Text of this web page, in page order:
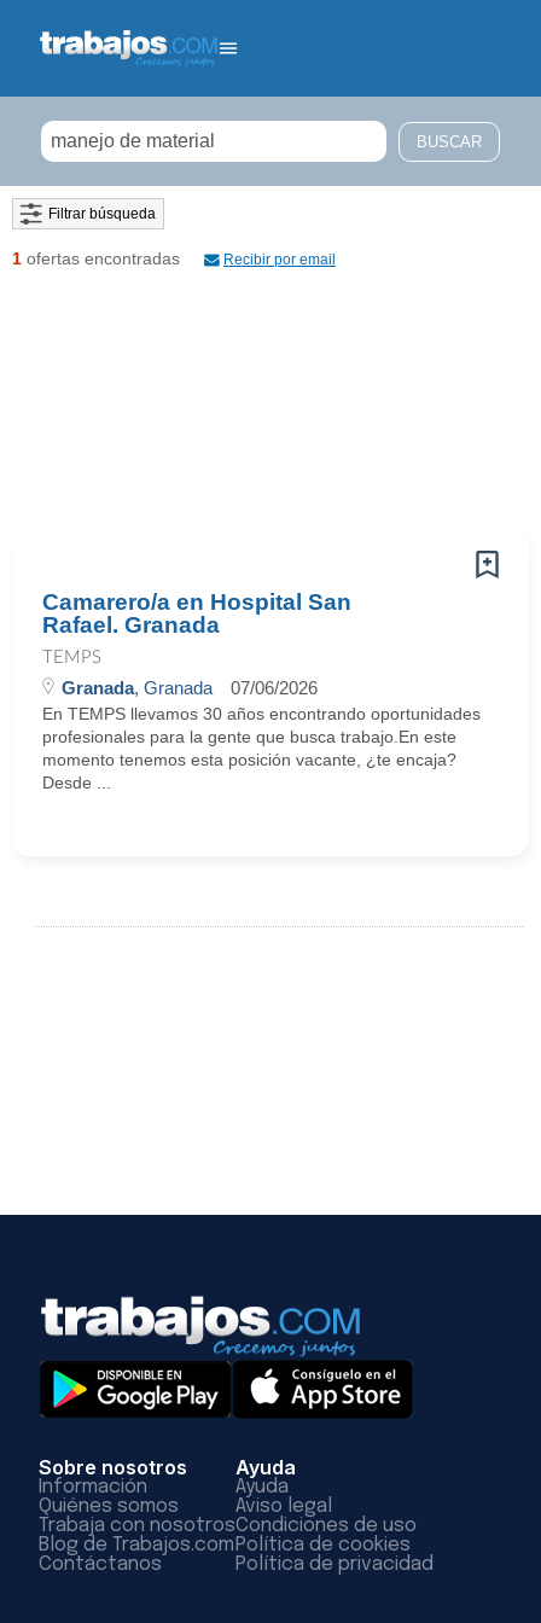
Filtrar búsqueda
1 ofertas encontradas Recibir por email
Camarero/a en Hospital San
Rafael. Granada
TEMPS
Granada, Granada 07/06/2026
En TEMPS llevamos 30 años encontrando oportunidades
profesionales para la gente que busca trabajo.En este
momento tenemos esta posición vacante, ¿te encaja?
Desde ...
Sobre nosotros
Información
Quiénes somos
Trabaja con nosotros
Blog de Trabajos.com
Contáctanos
Ayuda
Ayuda
Aviso legal
Condiciones de uso
Política de cookies
Política de privacidad